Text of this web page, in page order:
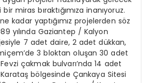
miras bıraktığımıza inanıyoruz.
kadar yaptığımız projelerden söz
yılında Gaziantep / Kalyon
7 adet daire, 2 adet dükkan,
3 bloktan oluşan 30 adet
çakmak bulvarı’nda 14 adet
bölgesinde Çankaya Sitesi